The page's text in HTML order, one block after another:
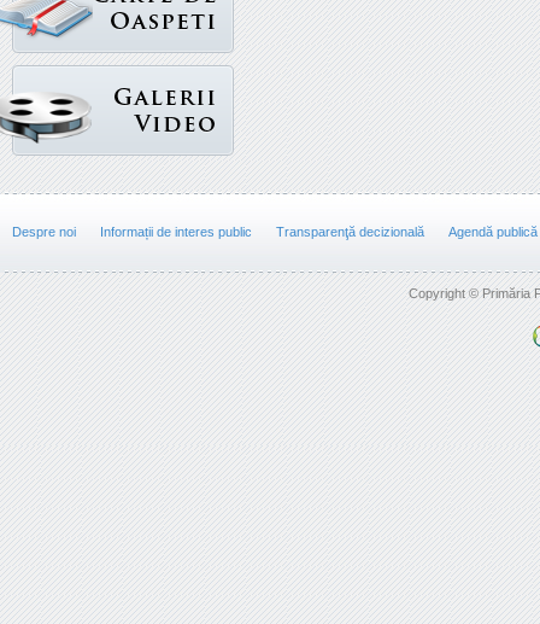
Despre noi Informații de interes public Transparenţă decizională Agendă publică
Copyright © Primăria